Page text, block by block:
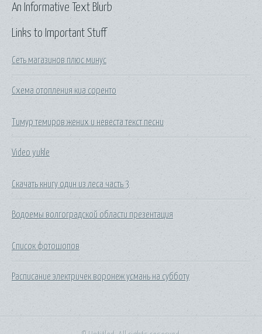
Links to Important Stuff
Сеть магазинов плюс минус
Схема отопления киа соренто
Тимур темиров жених и невеста текст песни
Video yukle
Скачать книгу один из леса часть 3
Водоемы волгоградской области презентация
Список фотошопов
Расписание электричек воронеж усмань на субботу
An Informative Text Blurb